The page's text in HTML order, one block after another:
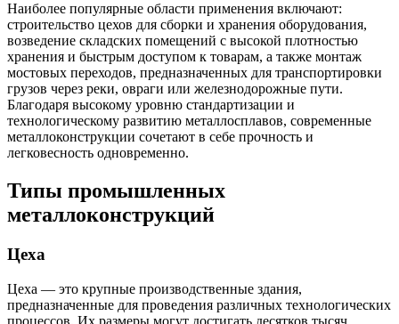
Наиболее популярные области применения включают:
строительство цехов для сборки и хранения оборудования,
возведение складских помещений с высокой плотностью
хранения и быстрым доступом к товарам, а также монтаж
мостовых переходов, предназначенных для транспортировки
грузов через реки, овраги или железнодорожные пути.
Благодаря высокому уровню стандартизации и
технологическому развитию металлосплавов, современные
металлоконструкции сочетают в себе прочность и
легковесность одновременно.
Типы промышленных
металлоконструкций
Цеха
Цеха — это крупные производственные здания,
предназначенные для проведения различных технологических
процессов. Их размеры могут достигать десятков тысяч